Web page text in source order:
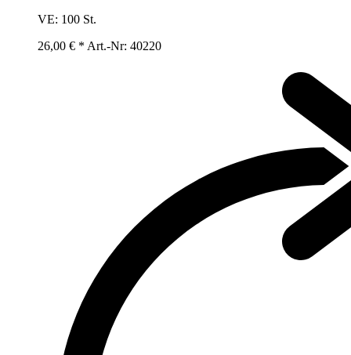
VE: 100 St.
26,00 € * Art.-Nr: 40220